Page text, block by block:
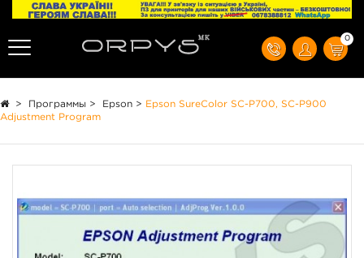
0
> Программы > Epson >
Epson SureColor SC-P700, SC-P900
Adjustment Program